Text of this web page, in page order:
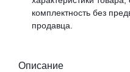
комплектность без
продавца.
Описание